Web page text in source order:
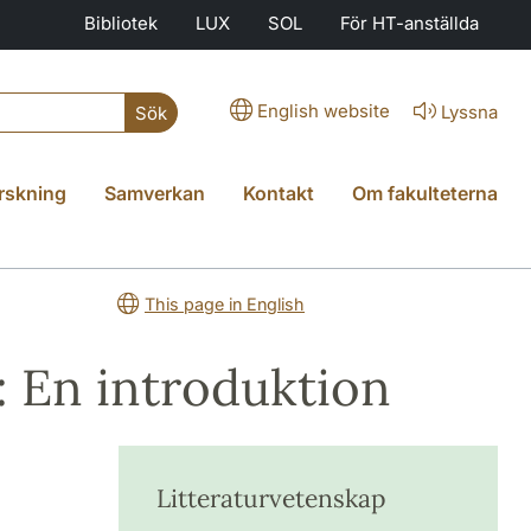
Bibliotek LUX SOL För HT-anställda
Sök English website Lyssna
Samverkan Kontakt Om fakulteterna
This page in English
introduktion
Litteraturvetenskap